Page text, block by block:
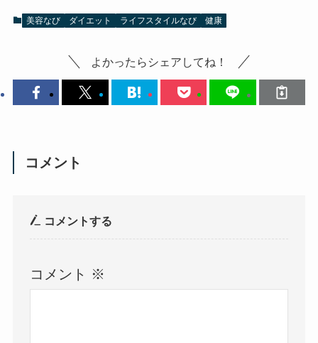
美容なび ダイエット ライフスタイルなび 健康
よかったらシェアしてね！
コメント
コメントする
コメント ※